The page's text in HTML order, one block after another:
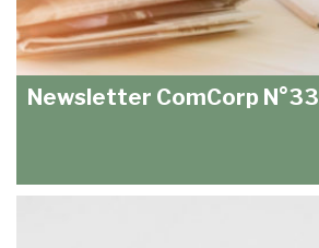
Newsletter ComCorp N°33